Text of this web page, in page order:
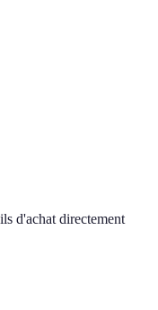
d'achat directement